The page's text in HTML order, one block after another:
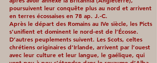
poursuivent leur conquête plus au nord et arrivent
en terres écossaises en 78 ap. J.-C.
Après le départ des Romains au IVe siècle, les Picts
s’unifient et dominent le nord-est de l’Écosse.
D’autres peuplements suivent. Les Scots, celtes
chrétiens originaires d’Irlande, arrivent par l’ouest
avec leur culture et leur langue, le gaélique, qui